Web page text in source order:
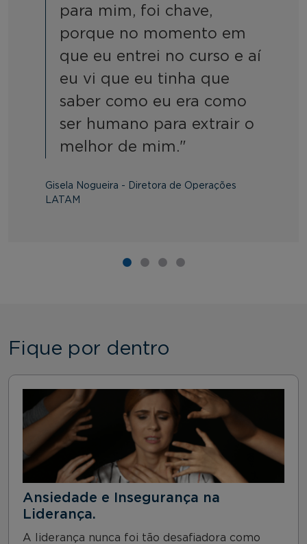
para mim, foi chave,
porque no momento em
que eu entrei no curso e aí
eu vi que eu tinha que
saber como eu era como
ser humano para extrair o
melhor de mim."
Gisela Nogueira - Diretora de Operações
LATAM
Fique por dentro
Ansiedade e Insegurança na
Liderança.
A liderança nunca foi tão desafiadora como